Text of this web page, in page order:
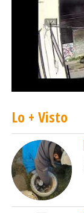
Lo + Visto